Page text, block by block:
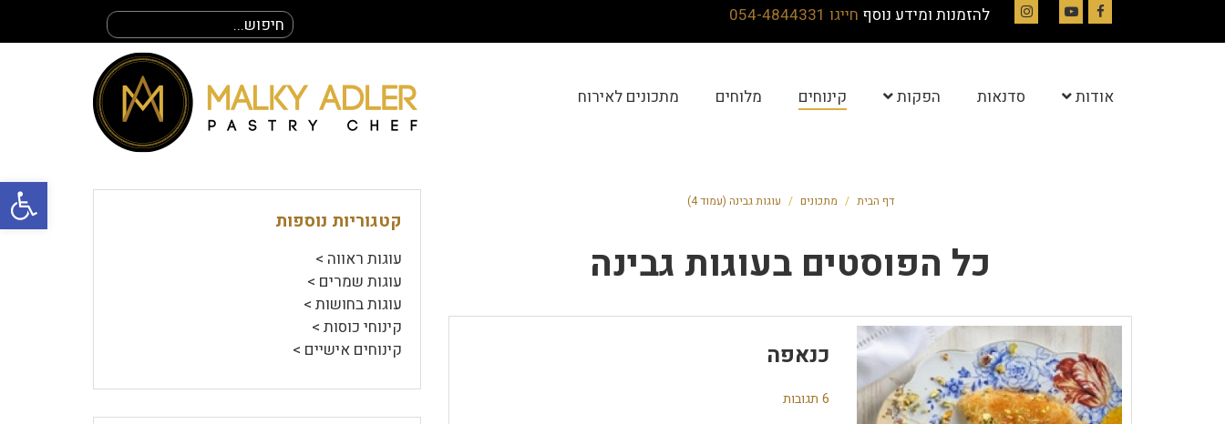
פתח
להזמנות ומידע נוסף חייגו 054-4844331
חיפוש
עבור:
אודות סדנאות הפקות קינוחים מלוחים מתכונים לאירוח
דף הבית / מתכונים / עוגות גבינה (עמוד 4)
כל הפוסטים בעוגות גבינה
כנאפה
6 תגובות
קטגוריות נוספות
עוגות ראווה >
עוגות שמרים >
עוגות בחושות >
קינוחי כוסות >
קינוחים אישיים >